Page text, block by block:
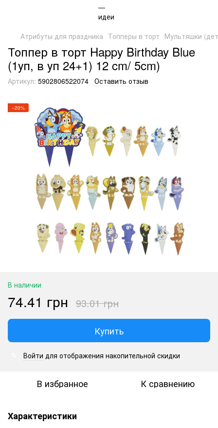
Атрибуты для праздника Топперы в торт Мультяшки
Топпер в торт Happy Birthday Blue
(1уп, в уп 24+1) 12 cm/ 5cm)
Артикул: 5902806522074 Оставить отзыв
−20%
В наличии
74.41 грн 93.01 грн
Купить
Войти для отображения накопительной скидки
В избранное К сравнению
Характеристики